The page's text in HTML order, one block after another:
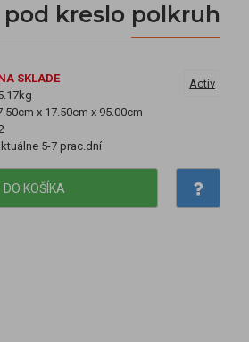
pod kreslo polkruh
SKLADE
x 17.50cm x 95.00cm
5-7 prac.dní
Activ
DO KOŠÍKA